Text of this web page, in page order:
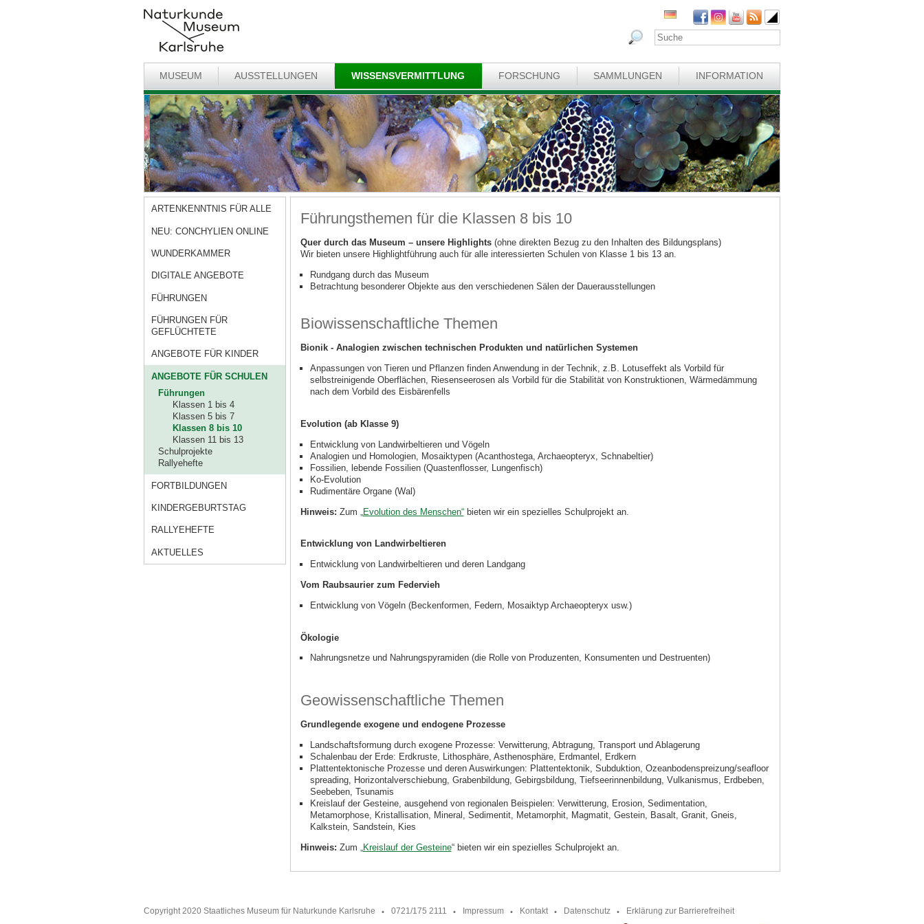
MUSEUM AUSSTELLUNGEN WISSENSVERMITTLUNG FORSCHUNG SAMMLUNGEN INFORMATION
ARTENKENNTNIS FÜR ALLE
NEU: CONCHYLIEN ONLINE
WUNDERKAMMER
DIGITALE ANGEBOTE
FÜHRUNGEN
FÜHRUNGEN FÜR
GEFLÜCHTETE
ANGEBOTE FÜR KINDER
ANGEBOTE FÜR SCHULEN
Führungen
Klassen 1 bis 4
Klassen 5 bis 7
Klassen 8 bis 10
Klassen 11 bis 13
Schulprojekte
Rallyehefte
FORTBILDUNGEN
KINDERGEBURTSTAG
RALLYEHEFTE
AKTUELLES
Führungsthemen für die Klassen 8 bis 10
Quer durch das Museum – unsere Highlights (ohne direkten Bezug zu den Inhalten des Bildungsplans)
Wir bieten unsere Highlightführung auch für alle interessierten Schulen von Klasse 1 bis 13 an.
Rundgang durch das Museum
Betrachtung besonderer Objekte aus den verschiedenen Sälen der Dauerausstellungen
Biowissenschaftliche Themen
Bionik - Analogien zwischen technischen Produkten und natürlichen Systemen
Anpassungen von Tieren und Pflanzen finden Anwendung in der Technik, z.B. Lotuseffekt als Vorbild für
selbstreinigende Oberflächen, Riesenseerosen als Vorbild für die Stabilität von Konstruktionen, Wärmedämmung
nach dem Vorbild des Eisbärenfells
Evolution (ab Klasse 9)
Entwicklung von Landwirbeltieren und Vögeln
Analogien und Homologien, Mosaiktypen (Acanthostega, Archaeopteryx, Schnabeltier)
Fossilien, lebende Fossilien (Quastenflosser, Lungenfisch)
Ko-Evolution
Rudimentäre Organe (Wal)
Hinweis: Zum „Evolution des Menschen“bieten wir ein spezielles Schulprojekt an.
Entwicklung von Landwirbeltieren
Entwicklung von Landwirbeltieren und deren Landgang
Vom Raubsaurier zum Federvieh
Entwicklung von Vögeln (Beckenformen, Federn, Mosaiktyp Archaeopteryx usw.)
Ökologie
Nahrungsnetze und Nahrungspyramiden (die Rolle von Produzenten, Konsumenten und Destruenten)
Geowissenschaftliche Themen
Grundlegende exogene und endogene Prozesse
Landschaftsformung durch exogene Prozesse: Verwitterung, Abtragung, Transport und Ablagerung
Schalenbau der Erde: Erdkruste, Lithosphäre, Asthenosphäre, Erdmantel, Erdkern
Plattentektonische Prozesse und deren Auswirkungen: Plattentektonik, Subduktion, Ozeanbodenspreizung/seafloor
spreading, Horizontalverschiebung, Grabenbildung, Gebirgsbildung, Tiefseerinnenbildung, Vulkanismus, Erdbeben,
Seebeben, Tsunamis
Kreislauf der Gesteine, ausgehend von regionalen Beispielen: Verwitterung, Erosion, Sedimentation,
Metamorphose, Kristallisation, Mineral, Sedimentit, Metamorphit, Magmatit, Gestein, Basalt, Granit, Gneis,
Kalkstein, Sandstein, Kies
Hinweis: Zum „Kreislauf der Gesteine“ bieten wir ein spezielles Schulprojekt an.
Copyright 2020 Staatliches Museum für Naturkunde Karlsruhe 0721/175 2111 Impressum Kontakt Datenschutz Erklärung zur Barrierefreiheit